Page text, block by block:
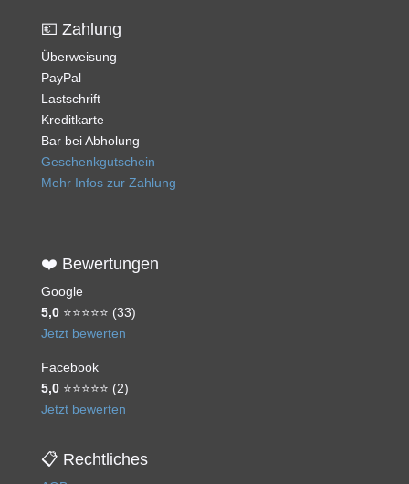
💶 Zahlung
Überweisung
PayPal
Lastschrift
Kreditkarte
Bar bei Abholung
Geschenkgutschein
Mehr Infos zur Zahlung
❤️ Bewertungen
Google
5,0⭐⭐⭐⭐⭐ (33)
Jetzt bewerten
Facebook
5,0⭐⭐⭐⭐⭐ (2)
Jetzt bewerten
📋 Rechtliches